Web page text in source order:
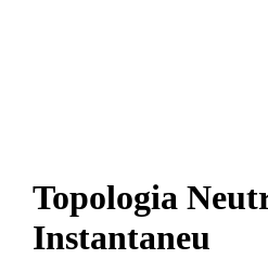
Topologia
Instantaneu